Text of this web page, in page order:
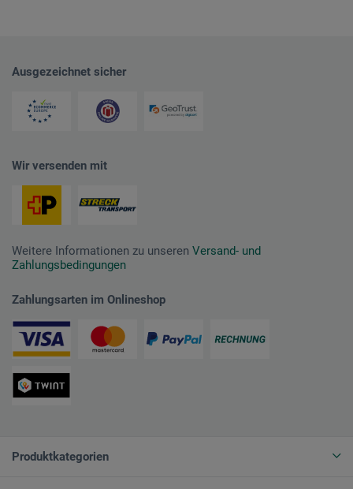
Ausgezeichnet sicher
Wir versenden mit
Weitere Informationen zu unseren Versand- und
Zahlungsbedingungen
Zahlungsarten im Onlineshop
Produktkategorien